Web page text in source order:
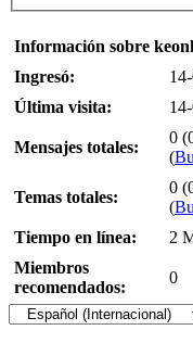
Información sobre
Ingresó:
Última visita:
Mensajes totales:
0
(
Temas totales:
0
(
Tiempo en línea:
2
Miembros
recomendados:
0